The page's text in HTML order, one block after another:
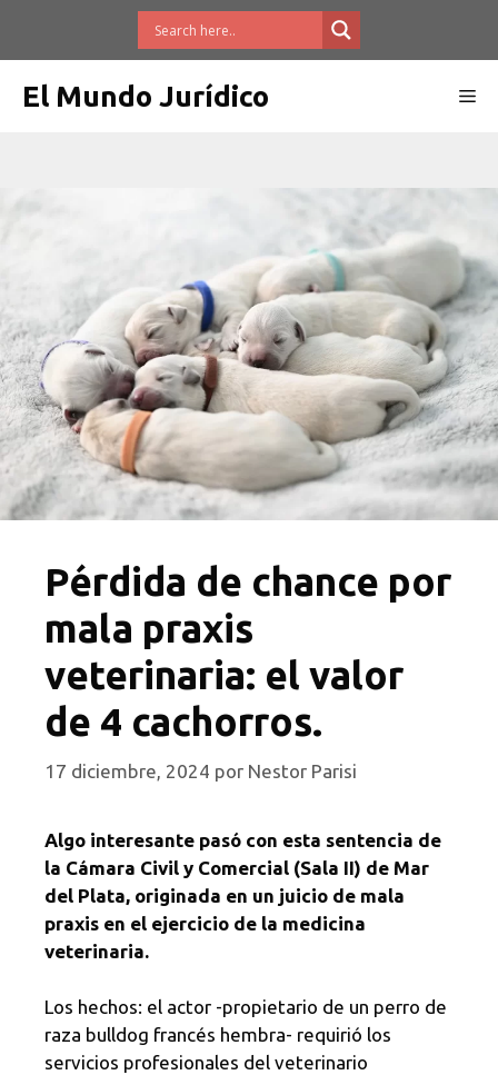
El Mundo Jurídico
Pérdida de chance por
mala praxis
veterinaria: el valor
de 4 cachorros.
17 diciembre, 2024 por Nestor Parisi
Algo interesante pasó con esta sentencia de
la Cámara Civil y Comercial (Sala II) de Mar
del Plata, originada en un juicio de mala
praxis en el ejercicio de la medicina
veterinaria.
Los hechos: el actor -propietario de un perro de
raza bulldog francés hembra- requirió los
servicios profesionales del veterinario